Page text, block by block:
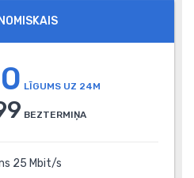
LĪGUMS UZ 24M
BEZTERMIŅA
25 Mbit/s